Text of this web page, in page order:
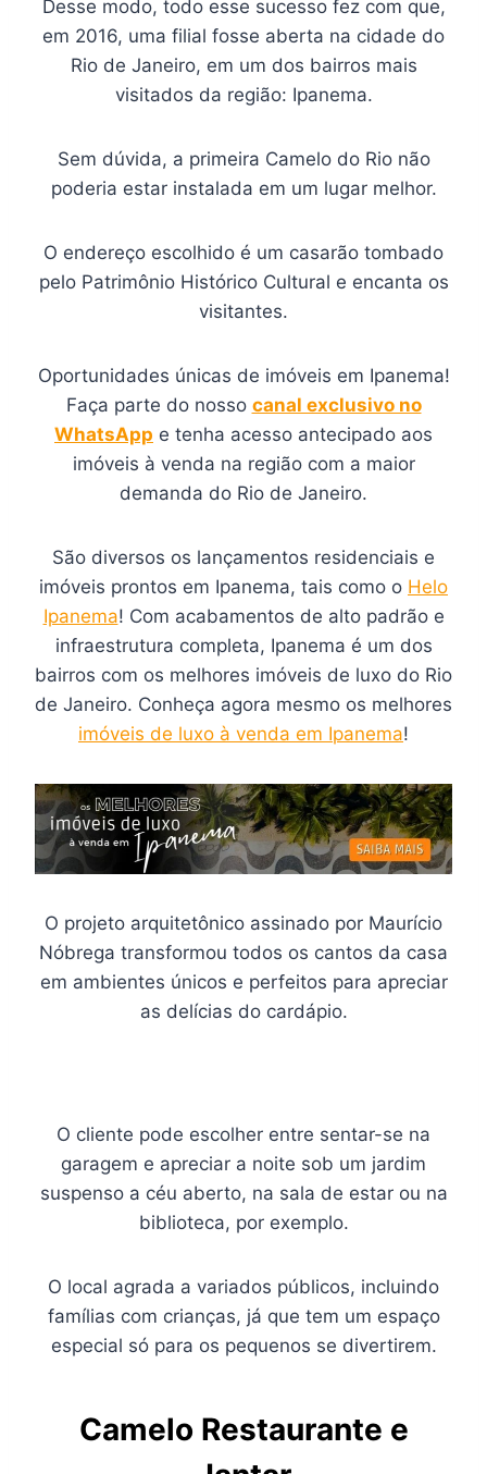
Desse modo, todo esse sucesso fez com que,
em 2016, uma filial fosse aberta na cidade do
Rio de Janeiro, em um dos bairros mais
visitados da região: Ipanema.
Sem dúvida, a primeira Camelo do Rio não
poderia estar instalada em um lugar melhor.
O endereço escolhido é um casarão tombado
pelo Patrimônio Histórico Cultural e encanta os
visitantes.
Oportunidades únicas de imóveis em Ipanema!
Faça parte do nosso canal exclusivo no
WhatsApp e tenha acesso antecipado aos
imóveis à venda na região com a maior
demanda do Rio de Janeiro.
São diversos os lançamentos residenciais e
imóveis prontos em Ipanema, tais como o Helo
Ipanema! Com acabamentos de alto padrão e
infraestrutura completa, Ipanema é um dos
bairros com os melhores imóveis de luxo do Rio
de Janeiro. Conheça agora mesmo os melhores
imóveis de luxo à venda em Ipanema!
O projeto arquitetônico assinado por Maurício
Nóbrega transformou todos os cantos da casa
em ambientes únicos e perfeitos para apreciar
as delícias do cardápio.
O cliente pode escolher entre sentar-se na
garagem e apreciar a noite sob um jardim
suspenso a céu aberto, na sala de estar ou na
biblioteca, por exemplo.
O local agrada a variados públicos, incluindo
famílias com crianças, já que tem um espaço
especial só para os pequenos se divertirem.
Camelo Restaurante e